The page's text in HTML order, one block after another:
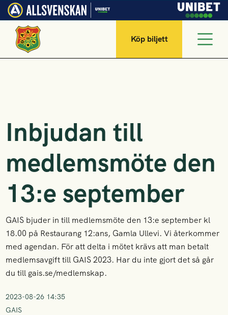
Köp biljett
Inbjudan till
medlemsmöte den
13:e september
GAIS bjuder in till medlemsmöte den 13:e september kl
18.00 på Restaurang 12:ans, Gamla Ullevi. Vi återkommer
med agendan. För att delta i mötet krävs att man betalt
medlemsavgift till GAIS 2023. Har du inte gjort det så går
du till gais.se/medlemskap.
2023-08-26 14:35
GAIS